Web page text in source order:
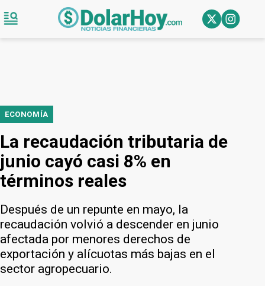
ECONOMÍA
La recaudación tributaria de
junio cayó casi 8% en
términos reales
Después de un repunte en mayo, la
recaudación volvió a descender en junio
afectada por menores derechos de
exportación y alícuotas más bajas en el
sector agropecuario.